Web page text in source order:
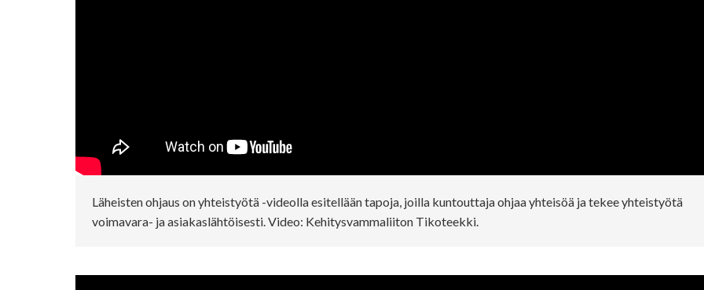
Läheisten ohjaus on yhteistyötä -videolla esitellään tapoja, joilla kuntouttaja ohjaa yhteisöä ja tekee yhteistyötä
voimavara- ja asiakaslähtöisesti. Video: Kehitysvammaliiton Tikoteekki.